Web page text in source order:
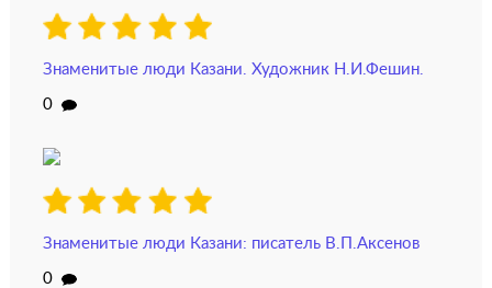
Знаменитые люди Казани. Художник Н.И.Фешин.
0
Знаменитые люди Казани: писатель В.П.Аксенов
0